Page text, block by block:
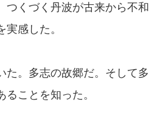
つくづく丹波が古来から不和
感した。
た。多志の故郷だ。そして多
ことを知った。